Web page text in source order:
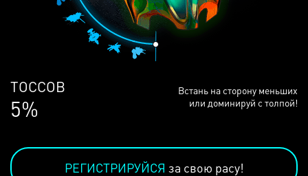
ЛЮДЕЙ
68%
Встань на сторону меньших
или доминируй с толпой!
РЕГИСТРИРУЙСЯ за свою расу!